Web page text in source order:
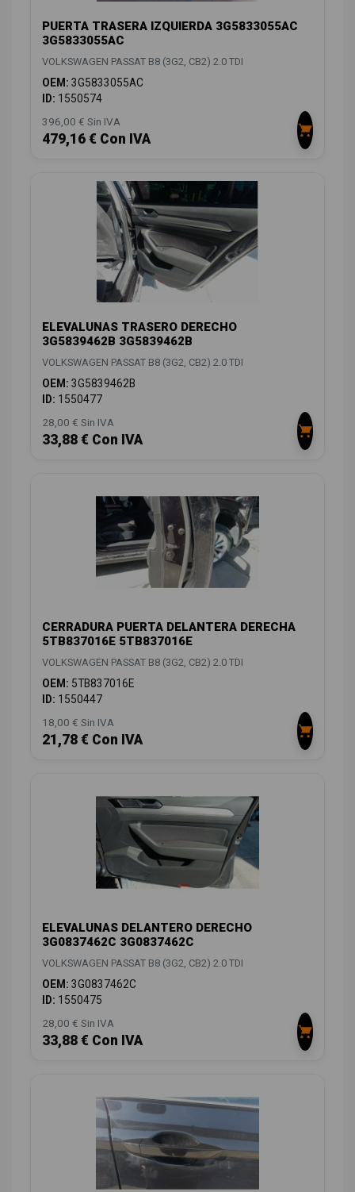
PUERTA TRASERA IZQUIERDA 3G5833055AC
3G5833055AC
VOLKSWAGEN PASSAT B8 (3G2, CB2) 2.0 TDI
OEM: 3G5833055AC
ID: 1550574
396,00 € Sin IVA
479,16 € Con IVA
ELEVALUNAS TRASERO DERECHO
3G5839462B 3G5839462B
VOLKSWAGEN PASSAT B8 (3G2, CB2) 2.0 TDI
OEM: 3G5839462B
ID: 1550477
28,00 € Sin IVA
33,88 € Con IVA
CERRADURA PUERTA DELANTERA DERECHA
5TB837016E 5TB837016E
VOLKSWAGEN PASSAT B8 (3G2, CB2) 2.0 TDI
OEM: 5TB837016E
ID: 1550447
18,00 € Sin IVA
21,78 € Con IVA
ELEVALUNAS DELANTERO DERECHO
3G0837462C 3G0837462C
VOLKSWAGEN PASSAT B8 (3G2, CB2) 2.0 TDI
OEM: 3G0837462C
ID: 1550475
28,00 € Sin IVA
33,88 € Con IVA